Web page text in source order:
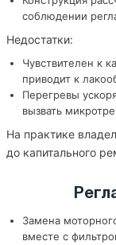
соблюдении
Недостатки:
Чувствителен к
приводит к
Перегревы
вызвать
На практике
до капитального
Замена
вместе с